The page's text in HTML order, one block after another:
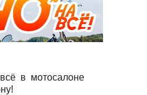
в мотосалоне